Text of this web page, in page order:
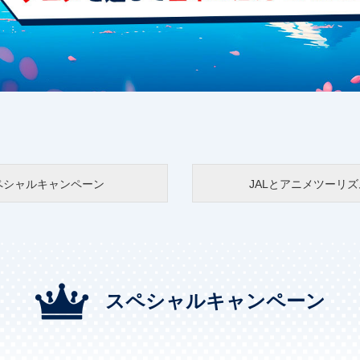
シャルキャンペーン JALとアニメツーリ
スペシャルキャンペーン